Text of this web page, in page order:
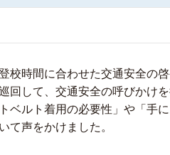
校時間に合わせた交通安全の
回して、交通安全の呼びかけ
ベルト着用の必要性」や「手
て声をかけました。